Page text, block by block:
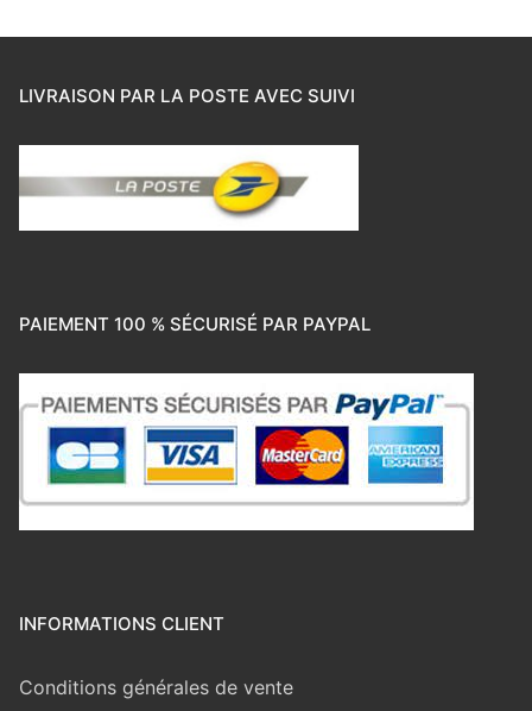
LIVRAISON PAR LA POSTE AVEC SUIVI
PAIEMENT 100 % SÉCURISÉ PAR PAYPAL
INFORMATIONS CLIENT
Conditions générales de vente